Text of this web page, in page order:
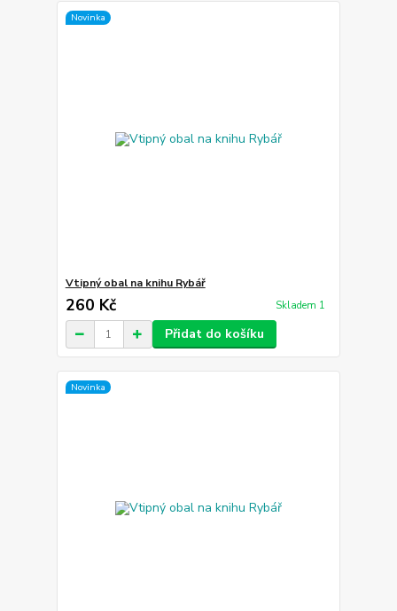
Novinka
Vtipný obal na knihu Rybář
260 Kč Skladem 1
Přidat do košíku
Novinka